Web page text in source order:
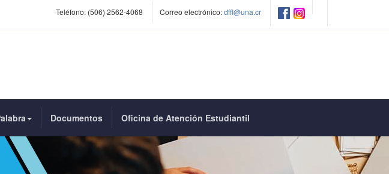
Teléfono: (506) 2562-4068 Correo electrónico:dffl@una.cr
Documentos Oficina de Atención Estudiantil